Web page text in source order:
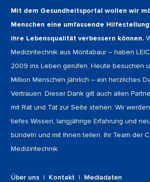
Mit dem Gesundheitsportal wollen wir
Menschen eine umfassende
ihre Lebensqualität verbessern können.
Medizintechnik aus Montabaur – haben
2009 ins Leben gerufen. Heute besuchen
Million Menschen jährlich – ein herzliches
Vertrauen. Dieser Dank gilt auch allen
mit Rat und Tat zur Seite stehen. Wir
tiefes Wissen, langjährige Erfahrung und
bündeln und mit Ihnen teilen. Ihr Team der
Medizintechnik.
Über uns | Kontakt | Mediadaten